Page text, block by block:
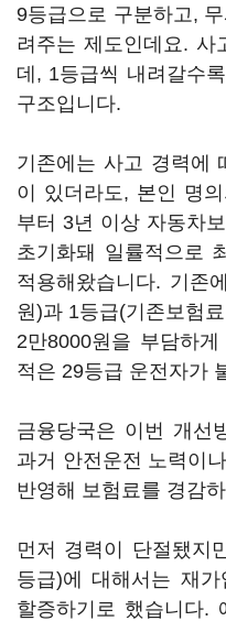
9등급으로 구분하고,
려주는 제도인데요. 사
데, 1등급씩 내려갈수
구조입니다.
기존에는 사고 경력에
이 있더라도, 본인 명
부터 3년 이상 자동차
초기화돼 일률적으로
적용해왔습니다. 기존
원)과 1등급(기존보험
2만8000원을 부담하
적은 29등급 운전자가
금융당국은 이번 개선
과거 안전운전 노력이
반영해 보험료를 경감
먼저 경력이 단절됐지
등급)에 대해서는 재
할증하기로 했습니다.